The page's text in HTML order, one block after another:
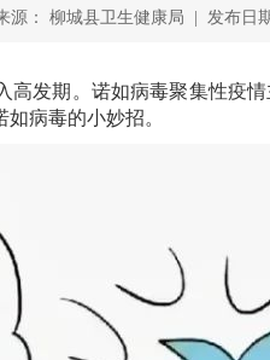
源： 柳城县卫生健康局 | 发布日
期。诺如病毒聚集性疫
病毒的小妙招。